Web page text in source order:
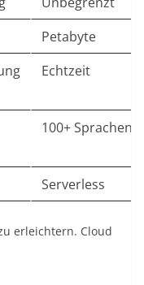
Petabyte
Echtzeit
100+ Sprachen
Serverless
erleichtern. Cloud